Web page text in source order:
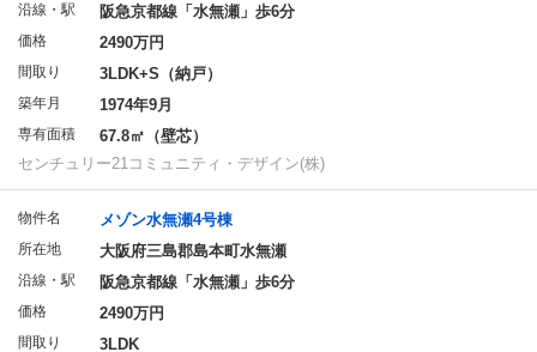
沿線・駅 阪急京都線「水無瀬」歩6分
価格 2490万円
間取り 3LDK+S（納戸）
築年月 1974年9月
専有面積
67.8㎡（壁芯）
センチュリー21コミュニティ・デザイン(株)
物件名 メゾン水無瀬4号棟
所在地 大阪府三島郡島本町水無瀬
沿線・駅 阪急京都線「水無瀬」歩6分
価格 2490万円
間取り 3LDK